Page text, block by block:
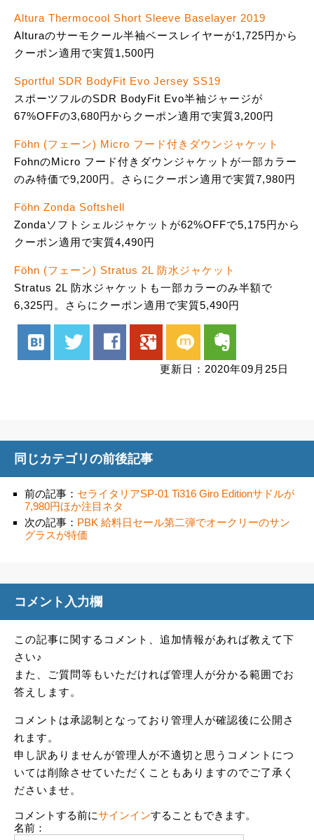
Altura Thermocool Short Sleeve Baselayer 2019
Alturaのサーモクール半袖ベースレイヤーが1,725円から
クーポン適用で実質1,500円
Sportful SDR BodyFit Evo Jersey SS19
スポーツフルのSDR BodyFit Evo半袖ジャージが
67%OFFの3,680円からクーポン適用で実質3,200円
Föhn (フェーン) Micro フード付きダウンジャケット
FohnのMicro フード付きダウンジャケットが一部カラー
のみ特価で9,200円。さらにクーポン適用で実質7,980円
Föhn Zonda Softshell
Zondaソフトシェルジャケットが62%OFFで5,175円から
クーポン適用で実質4,490円
Föhn (フェーン) Stratus 2L 防水ジャケット
Stratus 2L 防水ジャケットも一部カラーのみ半額で
6,325円。さらにクーポン適用で実質5,490円
hatenabookmark twitter facebook google mixi evernote
更新日：2020年09月25日
同じカテゴリの前後記事
前の記事： セライタリアSP-01 Ti316 Giro Editionサドルが
7,980円ほか注目ネタ
次の記事： PBK 給料日セール第二弾でオークリーのサン
グラスが特価
コメント入力欄
この記事に関するコメント、追加情報があれば教えて下
さい♪
また、ご質問等もいただければ管理人が分かる範囲でお
答えします。
コメントは承認制となっており管理人が確認後に公開さ
れます。
申し訳ありませんが管理人が不適切と思うコメントにつ
いては削除させていただくこともありますのでご了承く
ださいませ。
コメントする前にサインインすることもできます。
名前：